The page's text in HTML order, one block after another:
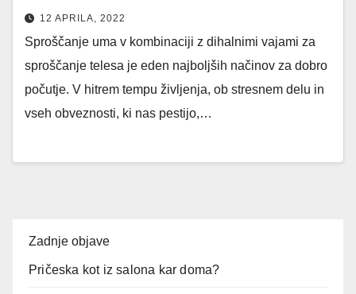
12 APRILA, 2022
Sproščanje uma v kombinaciji z dihalnimi vajami za
sproščanje telesa je eden najboljših načinov za dobro
počutje. V hitrem tempu življenja, ob stresnem delu in
vseh obveznosti, ki nas pestijo,…
Zadnje objave
Pričeska kot iz salona kar doma?